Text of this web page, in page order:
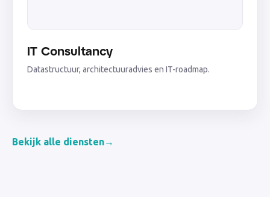
IT Consultancy
Datastructuur, architectuuradvies en IT-roadmap.
Bekijk alle diensten→